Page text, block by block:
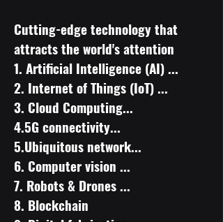
Cutting-edge technology that
attracts the world's attention
​1. Artificial Intelligence (AI) ...
2. Internet of Things (IoT) ...
3. Cloud Computing...
4.5G connectivity...
5.Ubiquitous network...
6. Computer vision ...
7. Robots & Drones ...
8. Blockchain